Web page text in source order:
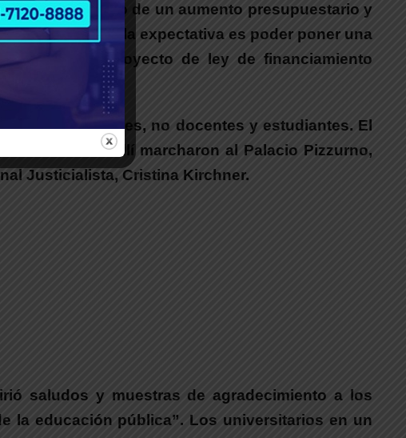
en reclamo de un aumento presupuestario y
todo el país y la expectativa es poder poner una
con un proyecto de ley de financiamiento
por docentes, no docentes y estudiantes. El
Aires de allí marcharon al Palacio Pizzurno,
Justicialista, Cristina Kirchner.
saludos y muestras de agradecimiento a los
la educación pública”. Los universitarios en un